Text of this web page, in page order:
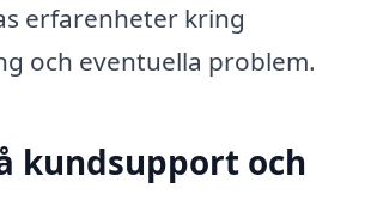
erfarenheter kring
och eventuella problem.
kundsupport och